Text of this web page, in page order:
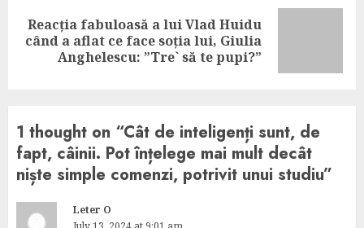
Next
Reacția fabuloasă a lui Vlad Huidu
când a aflat ce face soția lui, Giulia
Anghelescu: ”Tre` să te pupi?”
1 thought on “Cât de inteligenți sunt, de
fapt, câinii. Pot înțelege mai mult decât
niște simple comenzi, potrivit unui studiu”
Leter O